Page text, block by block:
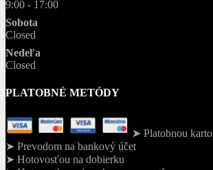
9:00 - 17:00
Sobota
Closed
Nedeľa
Closed
PLATOBNÉ METÓDY
➤ Platobnou
➤ Prevodom na bankový účet
➤ Hotovosťou na dobierku